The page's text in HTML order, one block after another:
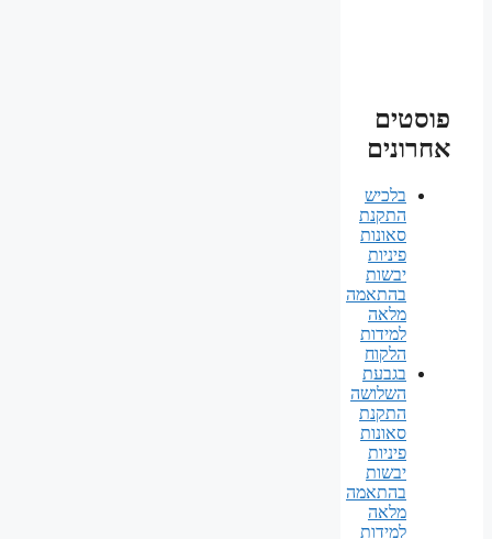
פוסטים
אחרונים
בלכיש
התקנת
סאונות
פיניות
יבשות
בהתאמה
מלאה
למידות
הלקוח
בגבעת
השלושה
התקנת
סאונות
פיניות
יבשות
בהתאמה
מלאה
למידות